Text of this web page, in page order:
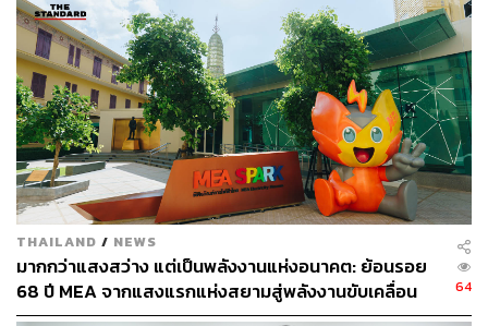
GC ร่วมเคียงข้างสังคมไทยเสมอมา โดยเฉพาะช่วงวิกฤตที่
ผ่านมาในช่วงโควิด ในช่วงน้ำท่วมและภัยแล้ง การส่งเสริม
วิสาหกิจชุมชน (Social Enterprise) สร้างรายได้ เพื่อยกระดับ
เศรษฐกิจของประเทศ ลดความเหลื่อมล้ำ พร้อมสนับสนุน
สังคม และชุมชนให้มีความปลอดภัย มีการศึกษาที่ดี รวมถึงมี
สุขภาพและความเป็นอยู่ที่ดี
วิกฤตโควิด – GC ร่วมกับเครือข่ายทั้งภาครัฐ เอกชน
ชุมชน โดยใช้ความเชี่ยวชาญด้านเคมีภัณฑ์และ
พลาสติก เทคโนโลยี และนวัตกรรมของบริษัทฯ ต่อยอด
การช่วยเหลือสังคมในภาวะวิกฤตได้อย่างทันท่วงทีและ
ทั่วถึงทั้ง 77 จังหวัดทั่วประเทศ โดยดำเนินการอย่างต่อ
THAILAND / NEWS
มากกว่าแสงสว่าง แต่เป็นพลังงานแห่งอนาคต: ย้อนรอย
68 ปี MEA จากแสงแรกแห่งสยามสู่พลังงานขับเคลื่อน
เมือง ผ่าน MEA SPARK
64